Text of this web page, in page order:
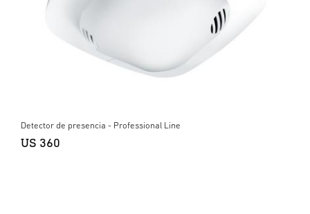
Detector de presencia - Professional Line
US 360